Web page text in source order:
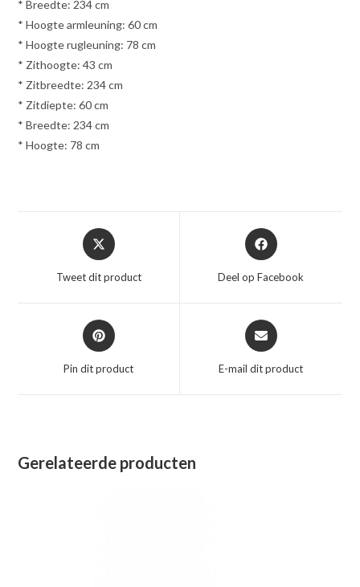
* Breedte: 234 cm
* Hoogte armleuning: 60 cm
* Hoogte rugleuning: 78 cm
* Zithoogte: 43 cm
* Zitbreedte: 234 cm
* Zitdiepte: 60 cm
* Breedte: 234 cm
* Hoogte: 78 cm
Opent
in
nieuw
Tweet dit product
Opent
in
nieuw
Deel op Facebook
Opent
in
nieuw
Pin dit product
Opent
in
nieuw
E-mail dit product
Gerelateerde producten